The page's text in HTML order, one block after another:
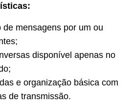
de mensagens por um ou
disponível apenas no
e organização básica com
de transmissão.